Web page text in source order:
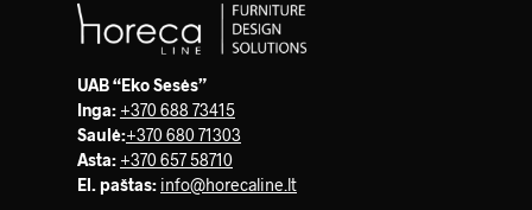
UAB “Eko Sesės”
Inga: +370 688 73415
Saulė:+370 680 71303
Asta: +370 657 58710
El. paštas: info@horecaline.lt